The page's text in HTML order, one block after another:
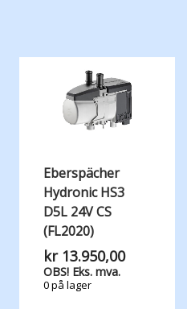
Eberspächer
Hydronic HS3
D5L 24V CS
(FL2020)
kr13.950,00
OBS! Eks. mva.
0 på lager